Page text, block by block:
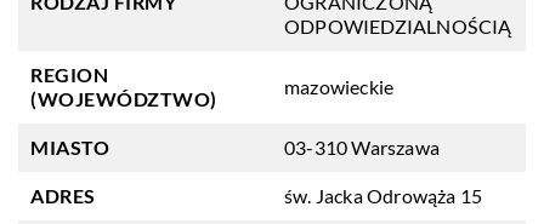
ODPOWIEDZIALNOŚCIĄ
REGION
(WOJEWÓDZTWO)
mazowieckie
MIASTO 03-310 Warszawa
ADRES św. Jacka Odrowąża 15